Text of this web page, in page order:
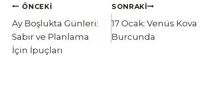
Yazı
gezinmesi
ÖNCEKI
Ay Boşlukta Günleri:
Sabır ve Planlama
İçin İpuçları
SONRAKI
17 Ocak: Venüs Kova
Burcunda